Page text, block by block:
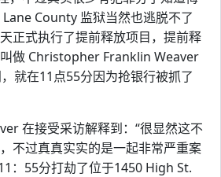
County 监狱当然也逃脱不了
正式执行了提前释放项目，提前释
做 Christopher Franklin Weaver
就在11点55分因为抢银行被抓了
在接受采访解释到：“很显然这不
不过真真实实的是一起非常严重案
：55分打劫了位于1450 High St.